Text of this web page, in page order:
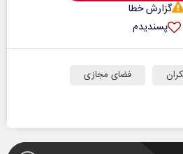
گزارش خطا
پسندیدم
فضای مجازی